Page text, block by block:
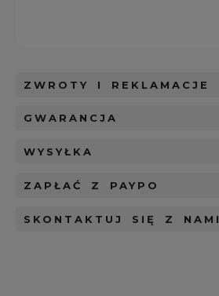
ZWROTY I REKLAMACJE
GWARANCJA
WYSYŁKA
ZAPŁAĆ Z PAYPO
SKONTAKTUJ SIĘ Z NAMI